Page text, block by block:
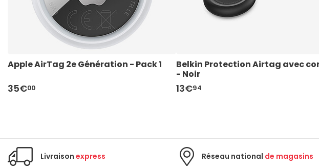
Apple AirTag 2e Génération - Pack 1
35€00
Belkin Protection Airtag avec
- Noir
13€94
Livraison express Réseau national de magasins